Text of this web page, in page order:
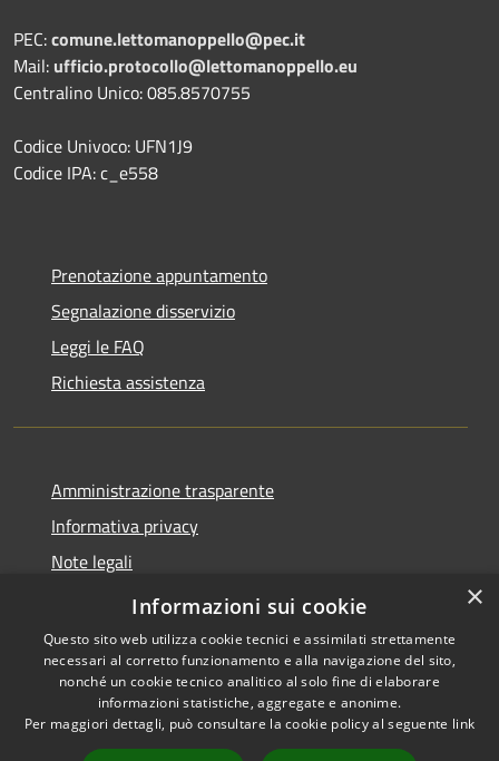
PEC:comune.lettomanoppello@pec.it
Mail: ufficio.protocollo@lettomanoppello.eu
Centralino Unico: 085.8570755
Codice Univoco: UFN1J9
Codice IPA: c_e558
Prenotazione appuntamento
Segnalazione disservizio
Leggi le FAQ
Richiesta assistenza
Amministrazione trasparente
Informativa privacy
Note legali
Dichiarazione di accessibilità
Accessibilità
Copyright © 2026 • Comune di
Lettomanoppello • Powered by
×
Informazioni sui cookie
Questo sito web utilizza cookie tecnici e assimilati strettamente
necessari al corretto funzionamento e alla navigazione del sito,
nonché un cookie tecnico analitico al solo fine di elaborare
informazioni statistiche, aggregate e anonime.
Per maggiori dettagli, può consultare la cookie policy al seguente link